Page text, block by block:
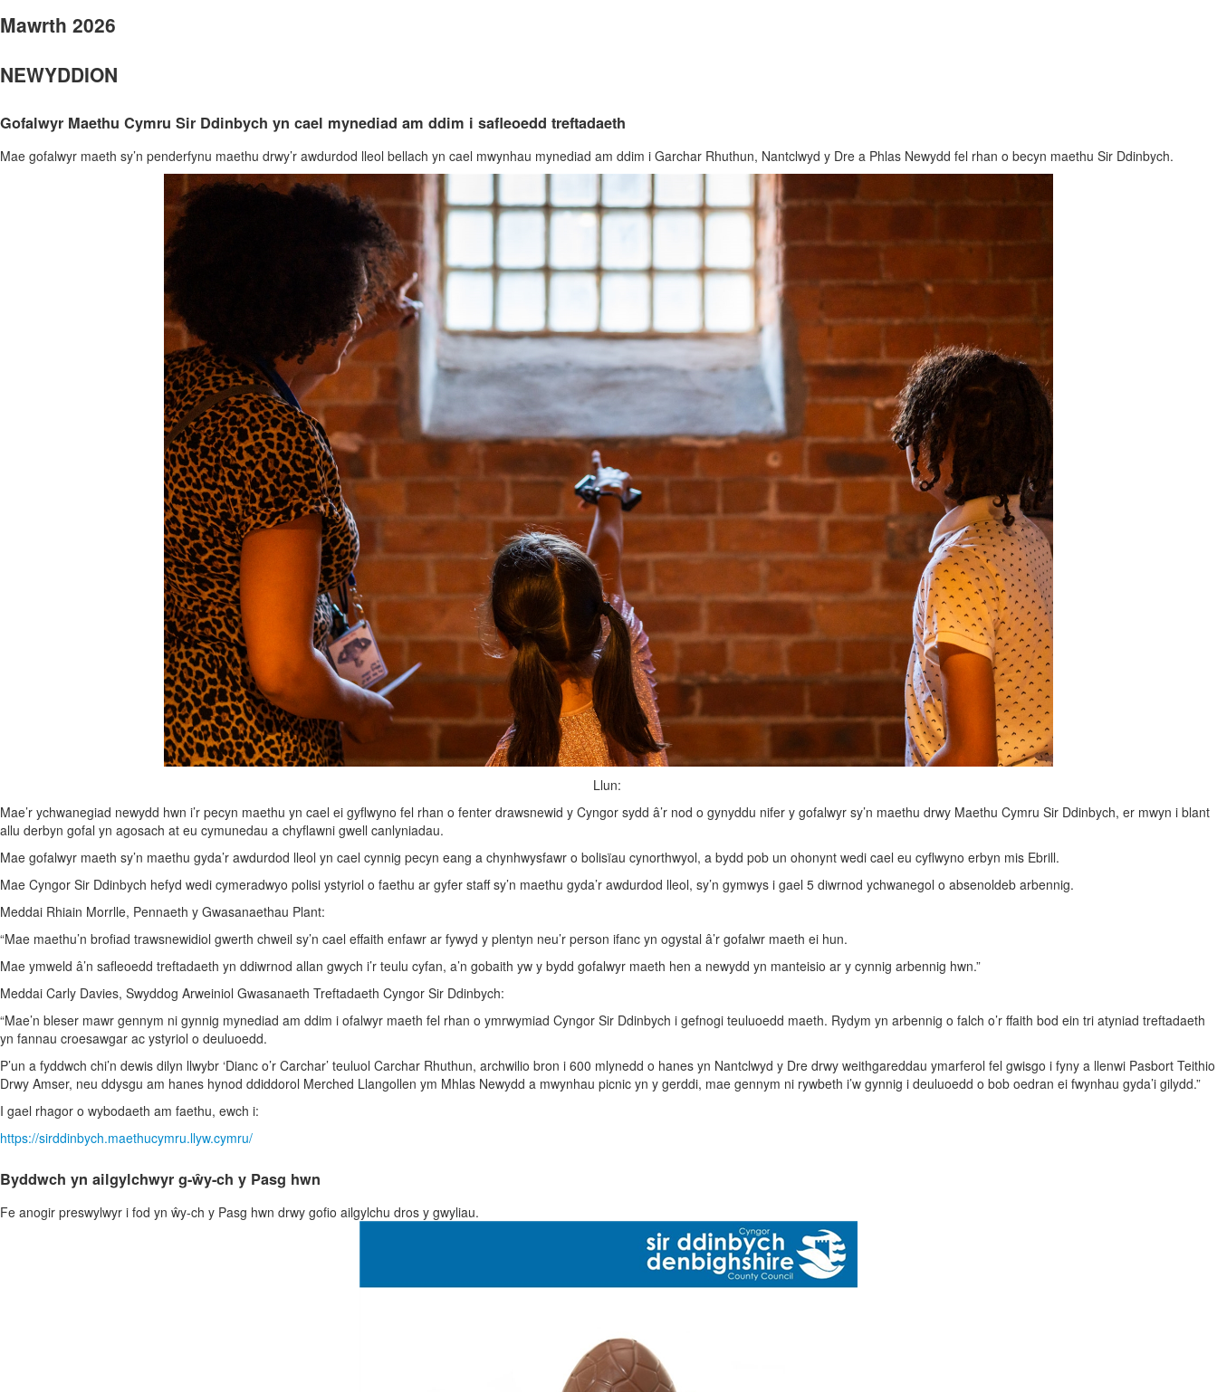
Mawrth 2026
NEWYDDION
Gofalwyr Maethu Cymru Sir Ddinbych yn cael mynediad am ddim i safleoedd treftadaeth
Mae gofalwyr maeth sy’n penderfynu maethu drwy’r awdurdod lleol bellach yn cael mwynhau mynediad am ddim i Garchar Rhuthun, Nantclwyd y Dre a Phlas Newydd fel rhan o becyn maethu Sir Ddinbych.
Llun:
Mae’r ychwanegiad newydd hwn i’r pecyn maethu yn cael ei gyflwyno fel rhan o fenter drawsnewid y Cyngor sydd â’r nod o gynyddu nifer y gofalwyr sy’n maethu drwy Maethu Cymru Sir Ddinbych, er mwyn i blant
allu derbyn gofal yn agosach at eu cymunedau a chyflawni gwell canlyniadau.
Mae gofalwyr maeth sy’n maethu gyda’r awdurdod lleol yn cael cynnig pecyn eang a chynhwysfawr o bolisïau cynorthwyol, a bydd pob un ohonynt wedi cael eu cyflwyno erbyn mis Ebrill.
Mae Cyngor Sir Ddinbych hefyd wedi cymeradwyo polisi ystyriol o faethu ar gyfer staff sy’n maethu gyda’r awdurdod lleol, sy’n gymwys i gael 5 diwrnod ychwanegol o absenoldeb arbennig.
Meddai Rhiain Morrlle, Pennaeth y Gwasanaethau Plant:
“Mae maethu’n brofiad trawsnewidiol gwerth chweil sy’n cael effaith enfawr ar fywyd y plentyn neu’r person ifanc yn ogystal â’r gofalwr maeth ei hun.
Mae ymweld â’n safleoedd treftadaeth yn ddiwrnod allan gwych i’r teulu cyfan, a’n gobaith yw y bydd gofalwyr maeth hen a newydd yn manteisio ar y cynnig arbennig hwn.”
Meddai Carly Davies, Swyddog Arweiniol Gwasanaeth Treftadaeth Cyngor Sir Ddinbych:
“Mae’n bleser mawr gennym ni gynnig mynediad am ddim i ofalwyr maeth fel rhan o ymrwymiad Cyngor Sir Ddinbych i gefnogi teuluoedd maeth. Rydym yn arbennig o falch o’r ffaith bod ein tri atyniad treftadaeth
yn fannau croesawgar ac ystyriol o deuluoedd.
P’un a fyddwch chi’n dewis dilyn llwybr ‘Dianc o’r Carchar’ teuluol Carchar Rhuthun, archwilio bron i 600 mlynedd o hanes yn Nantclwyd y Dre drwy weithgareddau ymarferol fel gwisgo i fyny a llenwi Pasbort Teithio
Drwy Amser, neu ddysgu am hanes hynod ddiddorol Merched Llangollen ym Mhlas Newydd a mwynhau picnic yn y gerddi, mae gennym ni rywbeth i’w gynnig i deuluoedd o bob oedran ei fwynhau gyda’i gilydd.”
I gael rhagor o wybodaeth am faethu, ewch i:
https://sirddinbych.maethucymru.llyw.cymru/
Byddwch yn ailgylchwyr g-ŵy-ch y Pasg hwn
Fe anogir preswylwyr i fod yn ŵy-ch y Pasg hwn drwy gofio ailgylchu dros y gwyliau.